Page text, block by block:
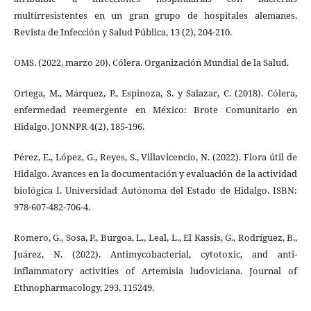
multirresistentes en un gran grupo de hospitales alemanes.
Revista de Infección y Salud Pública, 13 (2), 204-210.
OMS. (2022, marzo 20). Cólera. Organización Mundial de la Salud.
Ortega, M., Márquez, P., Espinoza, S. y Salazar, C. (2018). Cólera,
enfermedad reemergente en México: Brote Comunitario en
Hidalgo. JONNPR 4(2), 185-196.
Pérez, E., López, G., Reyes, S., Villavicencio, N. (2022). Flora útil de
Hidalgo. Avances en la documentación y evaluación de la actividad
biológica I. Universidad Autónoma del Estado de Hidalgo. ISBN:
978-607-482-706-4.
Romero, G., Sosa, P., Burgoa, L., Leal, L., El Kassis, G., Rodríguez, B.,
Juárez, N. (2022). Antimycobacterial, cytotoxic, and anti-
inflammatory activities of Artemisia ludoviciana. Journal of
Ethnopharmacology, 293, 115249.